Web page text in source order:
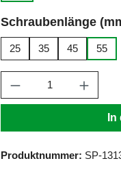
Schraubenlänge
25 35 45 55
Produkt Anzahl:
Produktnummer: SP-